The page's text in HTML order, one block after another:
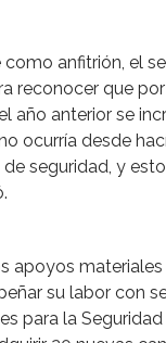
como anfitrión, el
reconocer que
año anterior se
ocurría desde
seguridad, y
apoyos
su labor con
para la